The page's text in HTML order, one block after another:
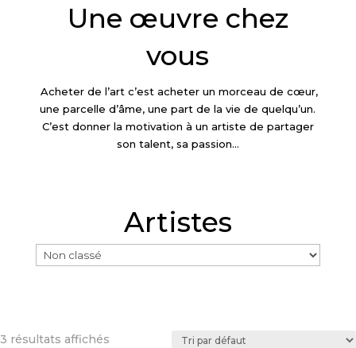
Une œuvre chez
vous
Acheter de l’art c’est acheter un morceau de cœur,
une parcelle d’âme, une part de la vie de quelqu’un.
C’est donner la motivation à un artiste de partager
son talent, sa passion…
Artistes
3 résultats affichés